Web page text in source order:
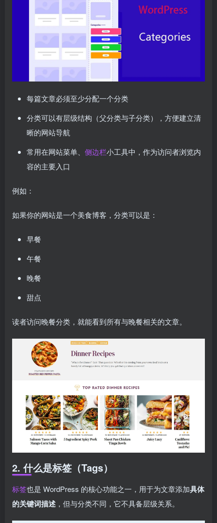
每篇文章必须至少分配一个分类
分类可以有层级结构（父分类与子分类），方便建立清
晰的网站导航
常用在网站菜单、 侧边栏小工具中，作为访问者浏览内
容的主要入口
例如：
如果你的网站是一个美食博客，分类可以是：
早餐
午餐
晚餐
甜点
读者访问晚餐分类，就能看到所有与晚餐相关的文章。
2. 什么是标签（Tags）
标签也是 WordPress 的核心功能之一，用于为文章添加具体
的关键词描述 ，但与分类不同，它不具备层级关系。